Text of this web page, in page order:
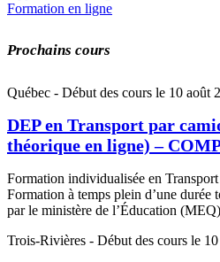
Formation en ligne
Prochains cours
Québec - Début des cours le 10 août
DEP en Transport par
théorique en ligne) –
Formation individualisée en
Formation à temps plein d’une durée
par le ministère de l’Éducation
Trois-Rivières - Début des cours le